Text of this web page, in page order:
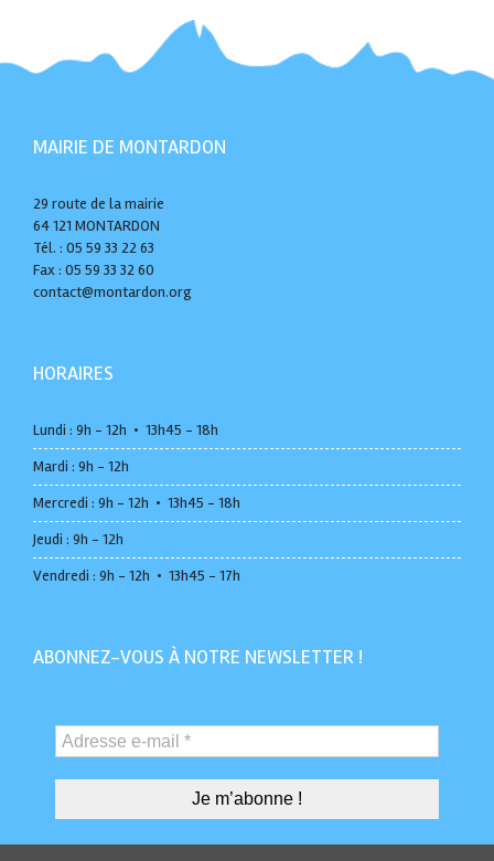
MAIRIE DE MONTARDON
29 route de la mairie
64 121 MONTARDON
Tél. : 05 59 33 22 63
Fax : 05 59 33 32 60
contact@montardon.org
HORAIRES
Lundi : 9h - 12h • 13h45 - 18h
Mardi : 9h - 12h
Mercredi : 9h - 12h • 13h45 - 18h
Jeudi : 9h - 12h
Vendredi : 9h - 12h • 13h45 - 17h
ABONNEZ-VOUS À NOTRE NEWSLETTER !